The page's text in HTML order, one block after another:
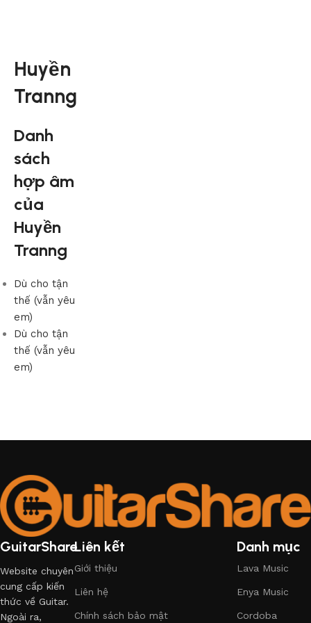
Huyền
Tranng
Danh
sách
hợp âm
của
Huyền
Tranng
Dù cho tận
thế (vẫn yêu
em)
Dù cho tận
thế (vẫn yêu
em)
GuitarShare
Website chuyên
cung cấp kiến
thức về Guitar.
Ngoài ra,
Liên kết
Giới thiệu
Liên hệ
Chính sách bảo mật
Danh mục
Lava Music
Enya Music
Cordoba